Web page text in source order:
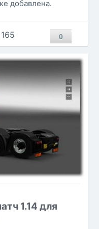
добавлена.
0
1.14 для